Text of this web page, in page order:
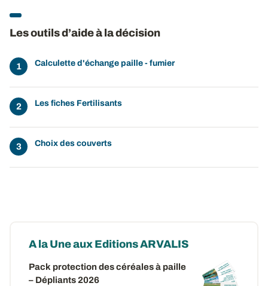
Les outils d’aide à la décision
Calculette d'échange paille - fumier
Les fiches Fertilisants
Choix des couverts
A la Une aux Editions ARVALIS
Pack protection des céréales à paille
– Dépliants 2026